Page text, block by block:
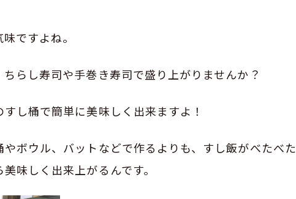
ですよね。
らし寿司や手巻き寿司で盛り上がりませんか？
すし桶で簡単に美味しく出来ますよ！
ボウル、バットなどで作るよりも、すし飯がべたべた
味しく出来上がるんです。